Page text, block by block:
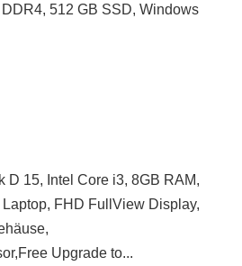
512 GB SSD, Windows
D 15, Intel Core i3, 8GB RAM,
FHD FullView Display,
Upgrade to...